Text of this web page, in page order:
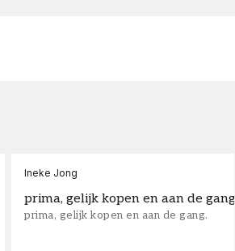
Ineke Jong
prima, gelijk kopen en aan de gang.
prima, gelijk kopen en aan de gang.